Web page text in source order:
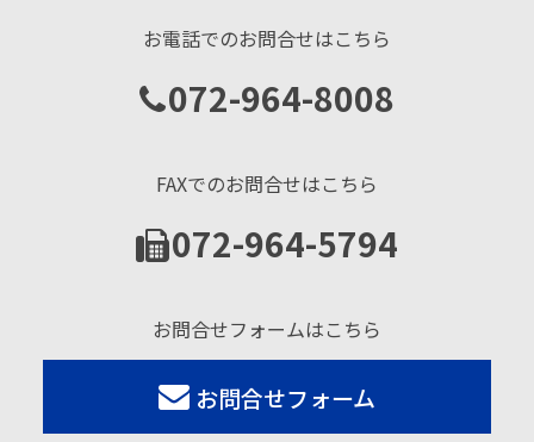
お電話でのお問合せはこちら
072-964-8008
FAXでのお問合せはこちら
072-964-5794
お問合せフォームはこちら
お問合せフォーム